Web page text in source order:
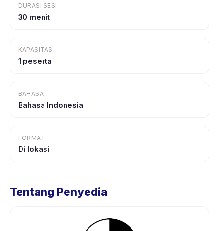
DURASI SESI
30 menit
KAPASITAS
1 peserta
BAHASA
Bahasa Indonesia
FORMAT
Di lokasi
Tentang Penyedia